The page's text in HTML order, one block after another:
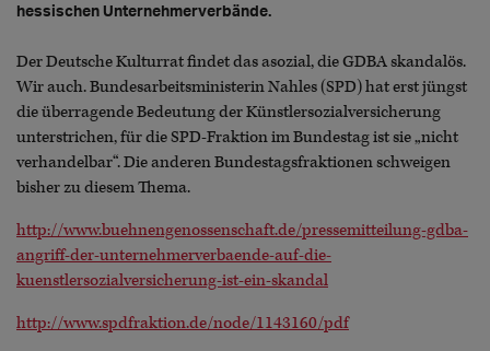
hessischen Unternehmerverbände.
Der Deutsche Kulturrat findet das asozial, die GDBA skandalös.
Wir auch. Bundesarbeitsministerin Nahles (SPD) hat erst jüngst
die überragende Bedeutung der Künstlersozialversicherung
unterstrichen, für die SPD-Fraktion im Bundestag ist sie „nicht
verhandelbar“. Die anderen Bundestagsfraktionen schweigen
bisher zu diesem Thema.
http://www.buehnengenossenschaft.de/pressemitteilung-gdba-
angriff-der-unternehmerverbaende-auf-die-
kuenstlersozialversicherung-ist-ein-skandal
http://www.spdfraktion.de/node/1143160/pdf